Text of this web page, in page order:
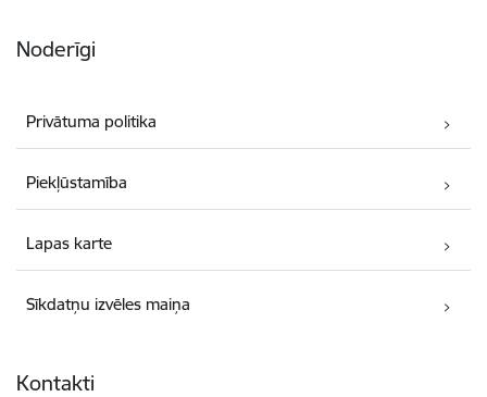
Noderīgi
Privātuma politika
Piekļūstamība
Lapas karte
Sīkdatņu izvēles maiņa
Kontakti